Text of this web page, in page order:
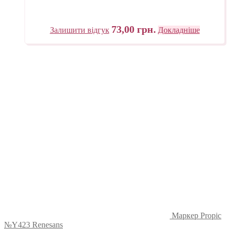
Залишити відгук 73,00 грн. Докладніше
Маркер Propic
№Y423 Renesans